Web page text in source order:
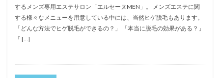
するメンズ専用エステサロン「エルセーヌMEN」。 メンズエステに関
する様々なメニューを用意している中には、当然ヒゲ脱毛もあります。
「どんな方法でヒゲ脱毛ができるの？」 「本当に脱毛の効果がある？」
「 […]